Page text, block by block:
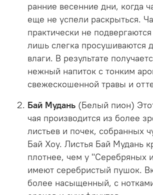
ранние весенние дни, когда
еще не успели раскрыться.
практически не
лишь слегка просушиваются
влаги. В результате
нежный напиток с тонким
свежескошенной травы и
Бай Мудань (Белый пион)
чая производится из более
листьев и почек, собранных
Бай Хоу. Листья Бай Мудань
плотнее, чем у "Серебряных
имеют серебристый пушок.
более насыщенный, с